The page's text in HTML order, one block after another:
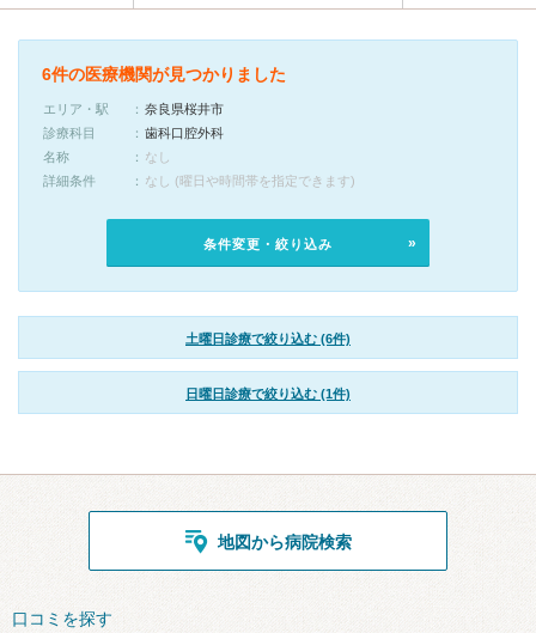
6件の医療機関が見つかりました
エリア・駅
奈良県桜井市
診療科目
歯科口腔外科
名称
なし
詳細条件
なし (曜日や時間帯を指定できます)
条件変更・絞り込み
土曜日診療で絞り込む (6件)
日曜日診療で絞り込む (1件)
地図から病院検索
口コミを探す